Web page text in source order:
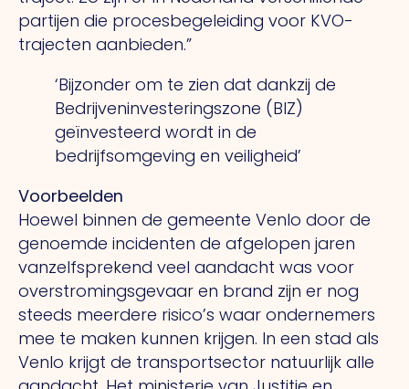
partijen die procesbegeleiding voor KVO-
trajecten aanbieden.”
‘Bijzonder om te zien dat dankzij de
Bedrijveninvesteringszone (BIZ)
geïnvesteerd wordt in de
bedrijfsomgeving en veiligheid’
Voorbeelden
Hoewel binnen de gemeente Venlo door de
genoemde incidenten de afgelopen jaren
vanzelfsprekend veel aandacht was voor
overstromingsgevaar en brand zijn er nog
steeds meerdere risico’s waar ondernemers
mee te maken kunnen krijgen. In een stad als
Venlo krijgt de transportsector natuurlijk alle